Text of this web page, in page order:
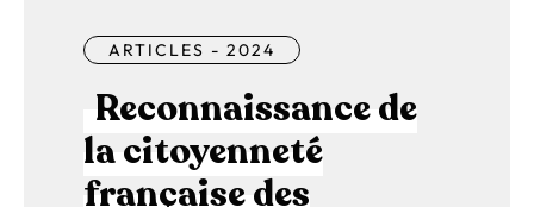
ARTICLES - 2024
Reconnaissance de
la citoyenneté
française des